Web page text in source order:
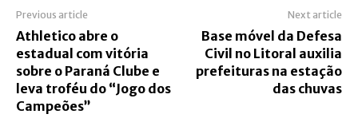
Previous article
Athletico abre o
estadual com vitória
sobre o Paraná Clube e
leva troféu do “Jogo dos
Campeões”
Next article
Base móvel da Defesa
Civil no Litoral auxilia
prefeituras na estação
das chuvas